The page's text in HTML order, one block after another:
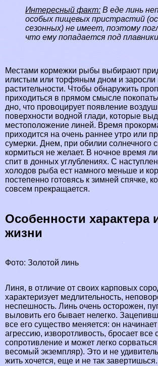
Интересный факт: В еде линь
особых пищевых пристрастий
сезонных) не имеет, поэтому
что ему попадается под
Местами кормежки рыбы выбирают
илистым или торфяным дном и заросли
растительности. Чтобы обнаружить
приходиться в прямом смысле
дно, что провоцирует появление
поверхности водной глади, которые
местоположение линей. Время
приходится на очень раннее утро или
сумерки. Днем, при обилии солнечного
кормиться не желает. В ночное время
спит в донных углублениях. С
холодов рыба ест намного меньше и
постепенно готовясь к зимней спячке,
совсем прекращается.
Особенности хаpaктера
жизни
Фото: Золотой линь
Линя, в отличие от своих карповых
хаpaктеризует медлительность,
неспешность. Линь очень осторожен,
выловить его бывает нелегко.
все его существо меняется: он
агрессию, изворотливость, бросает все
сопротивление и может легко
весомый экземпляр). Это и не
жить хочется, еще и не так завертишься.